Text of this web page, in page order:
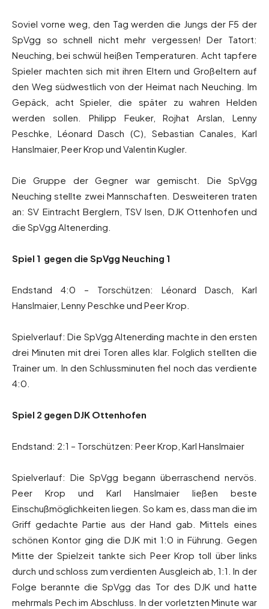
Soviel vorne weg, den Tag werden die Jungs der F5 der
SpVgg so schnell nicht mehr vergessen! Der Tatort:
Neuching, bei schwül heißen Temperaturen. Acht tapfere
Spieler machten sich mit ihren Eltern und Großeltern auf
den Weg südwestlich von der Heimat nach Neuching. Im
Gepäck, acht Spieler, die später zu wahren Helden
werden sollen. Philipp Feuker, Rojhat Arslan, Lenny
Peschke, Léonard Dasch (C), Sebastian Canales, Karl
Hanslmaier, Peer Krop und Valentin Kugler.
Die Gruppe der Gegner war gemischt. Die SpVgg
Neuching stellte zwei Mannschaften. Desweiteren traten
an: SV Eintracht Berglern, TSV Isen, DJK Ottenhofen und
die SpVgg Altenerding.
Spiel 1 gegen die SpVgg Neuching 1
Endstand 4:0 – Torschützen: Léonard Dasch, Karl
Hanslmaier, Lenny Peschke und Peer Krop.
Spielverlauf: Die SpVgg Altenerding machte in den ersten
drei Minuten mit drei Toren alles klar. Folglich stellten die
Trainer um. In den Schlussminuten fiel noch das verdiente
4:0.
Spiel 2 gegen DJK Ottenhofen
Endstand: 2:1 – Torschützen: Peer Krop, Karl Hanslmaier
Spielverlauf: Die SpVgg begann überraschend nervös.
Peer Krop und Karl Hanslmaier ließen beste
Einschußmöglichkeiten liegen. So kam es, dass man die im
Griff gedachte Partie aus der Hand gab. Mittels eines
schönen Kontor ging die DJK mit 1:0 in Führung. Gegen
Mitte der Spielzeit tankte sich Peer Krop toll über links
durch und schloss zum verdienten Ausgleich ab, 1:1. In der
Folge berannte die SpVgg das Tor des DJK und hatte
mehrmals Pech im Abschluss. In der vorletzten Minute war